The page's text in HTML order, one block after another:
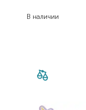
В наличии